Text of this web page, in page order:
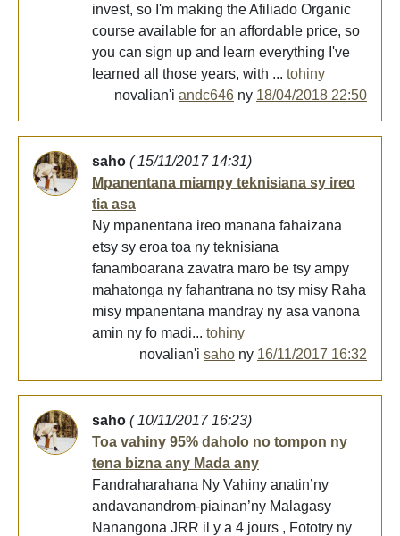
invest, so I'm making the Afiliado Organic
course available for an affordable price, so
you can sign up and learn everything I've
learned all those years, with ... tohiny
novalian'i andc646 ny 18/04/2018 22:50
saho ( 15/11/2017 14:31)
Mpanentana miampy teknisiana sy ireo
tia asa
Ny mpanentana ireo manana fahaizana
etsy sy eroa toa ny teknisiana
fanamboarana zavatra maro be tsy ampy
mahatonga ny fahantrana no tsy misy Raha
misy mpanentana mandray ny asa vanona
amin ny fo madi... tohiny
novalian'i saho ny 16/11/2017 16:32
saho ( 10/11/2017 16:23)
Toa vahiny 95% daholo no tompon ny
tena bizna any Mada any
Fandraharahana Ny Vahiny anatin’ny
andavanandrom-piainan’ny Malagasy
Nanangona JRR il y a 4 jours , Fototry ny